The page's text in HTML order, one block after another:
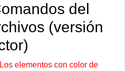
del
(versión
Los elementos con color de